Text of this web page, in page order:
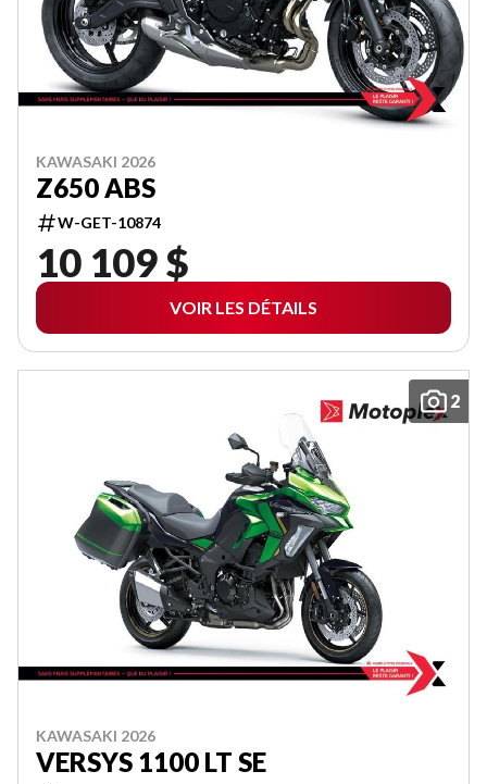
KAWASAKI 2026
Z650 ABS
W-GET-10874
10 109 $
VOIR LES DÉTAILS
2
KAWASAKI 2026
VERSYS 1100 LT SE